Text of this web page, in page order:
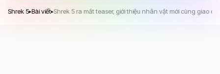
Shrek 5▸Bài viết▸Shrek 5 ra mắt teaser, giới thiệu nhân vật mới cùng giao